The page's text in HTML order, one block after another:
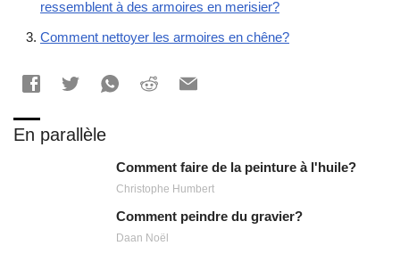
ressemblent à des armoires en merisier?
Comment nettoyer les armoires en chêne?
En parallèle
Comment faire de la peinture à l'huile?
Christophe Humbert
Comment peindre du gravier?
Daan Noël